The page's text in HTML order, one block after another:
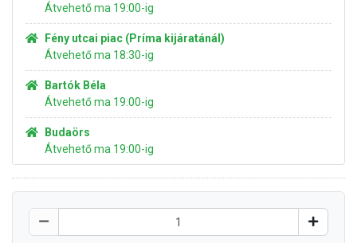
Átvehető ma 19:00-ig
Fény utcai piac (Príma kijáratánál)
Átvehető ma 18:30-ig
Bartók Béla
Átvehető ma 19:00-ig
Budaörs
Átvehető ma 19:00-ig